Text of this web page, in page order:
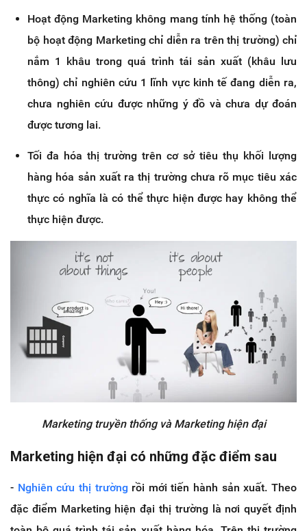
Hoạt động Marketing không mang tính hệ thống (toàn
bộ hoạt động Marketing chỉ diễn ra trên thị trường) chỉ
nắm 1 khâu trong quá trình tái sản xuất (khâu lưu
thông) chỉ nghiên cứu 1 lĩnh vực kinh tế đang diễn ra,
chưa nghiên cứu được những ý đồ và chưa dự đoán
được tương lai.
Tối đa hóa thị trường trên cơ sở tiêu thụ khối lượng
hàng hóa sản xuất ra thị trường chưa rõ mục tiêu xác
thực có nghĩa là có thể thực hiện được hay không thể
thực hiện được.
Marketing truyền thống và Marketing hiện đại
Marketing hiện đại có những đặc điểm sau
- Nghiên cứu thị trường rồi mới tiến hành sản xuất. Theo
đặc điểm Marketing hiện đại thị trường là nơi quyết định